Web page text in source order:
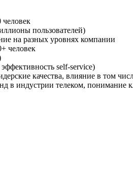
человек
пользователей)
на разных уровнях компании
человек
self-service)
качества, влияние в том
в индустрии телеком,